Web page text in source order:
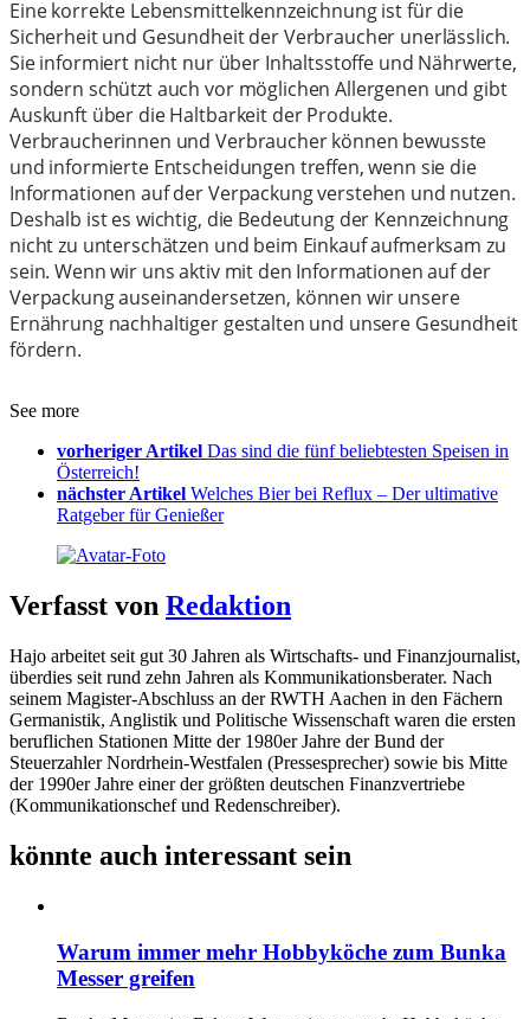
Eine korrekte Lebensmittelkennzeichnung ist für die
Sicherheit und Gesundheit der Verbraucher unerlässlich.
Sie informiert nicht nur über Inhaltsstoffe und Nährwerte,
sondern schützt auch vor möglichen Allergenen und gibt
Auskunft über die Haltbarkeit der Produkte.
Verbraucherinnen und Verbraucher können bewusste
und informierte Entscheidungen treffen, wenn sie die
Informationen auf der Verpackung verstehen und nutzen.
Deshalb ist es wichtig, die Bedeutung der Kennzeichnung
nicht zu unterschätzen und beim Einkauf aufmerksam zu
sein. Wenn wir uns aktiv mit den Informationen auf der
Verpackung auseinandersetzen, können wir unsere
Ernährung nachhaltiger gestalten und unsere Gesundheit
fördern.
See more
vorheriger Artikel Das sind die fünf beliebtesten Speisen in
Österreich!
nächster Artikel Welches Bier bei Reflux – Der ultimative
Ratgeber für Genießer
Verfasst von Redaktion
Hajo arbeitet seit gut 30 Jahren als Wirtschafts- und Finanzjournalist,
überdies seit rund zehn Jahren als Kommunikationsberater. Nach
seinem Magister-Abschluss an der RWTH Aachen in den Fächern
Germanistik, Anglistik und Politische Wissenschaft waren die ersten
beruflichen Stationen Mitte der 1980er Jahre der Bund der
Steuerzahler Nordrhein-Westfalen (Pressesprecher) sowie bis Mitte
der 1990er Jahre einer der größten deutschen Finanzvertriebe
(Kommunikationschef und Redenschreiber).
könnte auch interessant sein
Warum immer mehr Hobbyköche zum Bunka
Messer greifen